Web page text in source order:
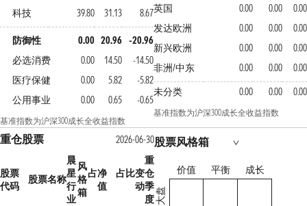
科技
39.80 31.13 8.67
防御性 0.00 20.96 -20.96
必选消费
0.00 14.50
-14.50
医疗保健
0.00 5.82
-5.82
公用事业
0.00 0.65 -0.65
基准指数为沪深300成长全收益指数
英国
0.00 0.00
0.00
发达欧洲
0.00 0.00
0.00
新兴欧洲
0.00 0.00
0.00
非洲/中东
0.00 0.00
0.00
未分类
0.00 0.00 0.00
基准指数为沪深300成长全收益指数
重仓股票 2026-06-30
股票
代码
股票名称
晨
星
行
业
风
格
箱
占净
值
占比变
动
重
仓
季
度
股票风格箱
价值 平衡 成长
大盘